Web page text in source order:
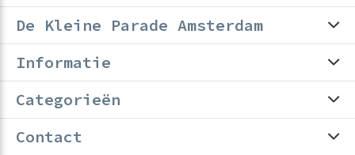
De Kleine Parade Amsterdam
Informatie
Categorieën
Contact